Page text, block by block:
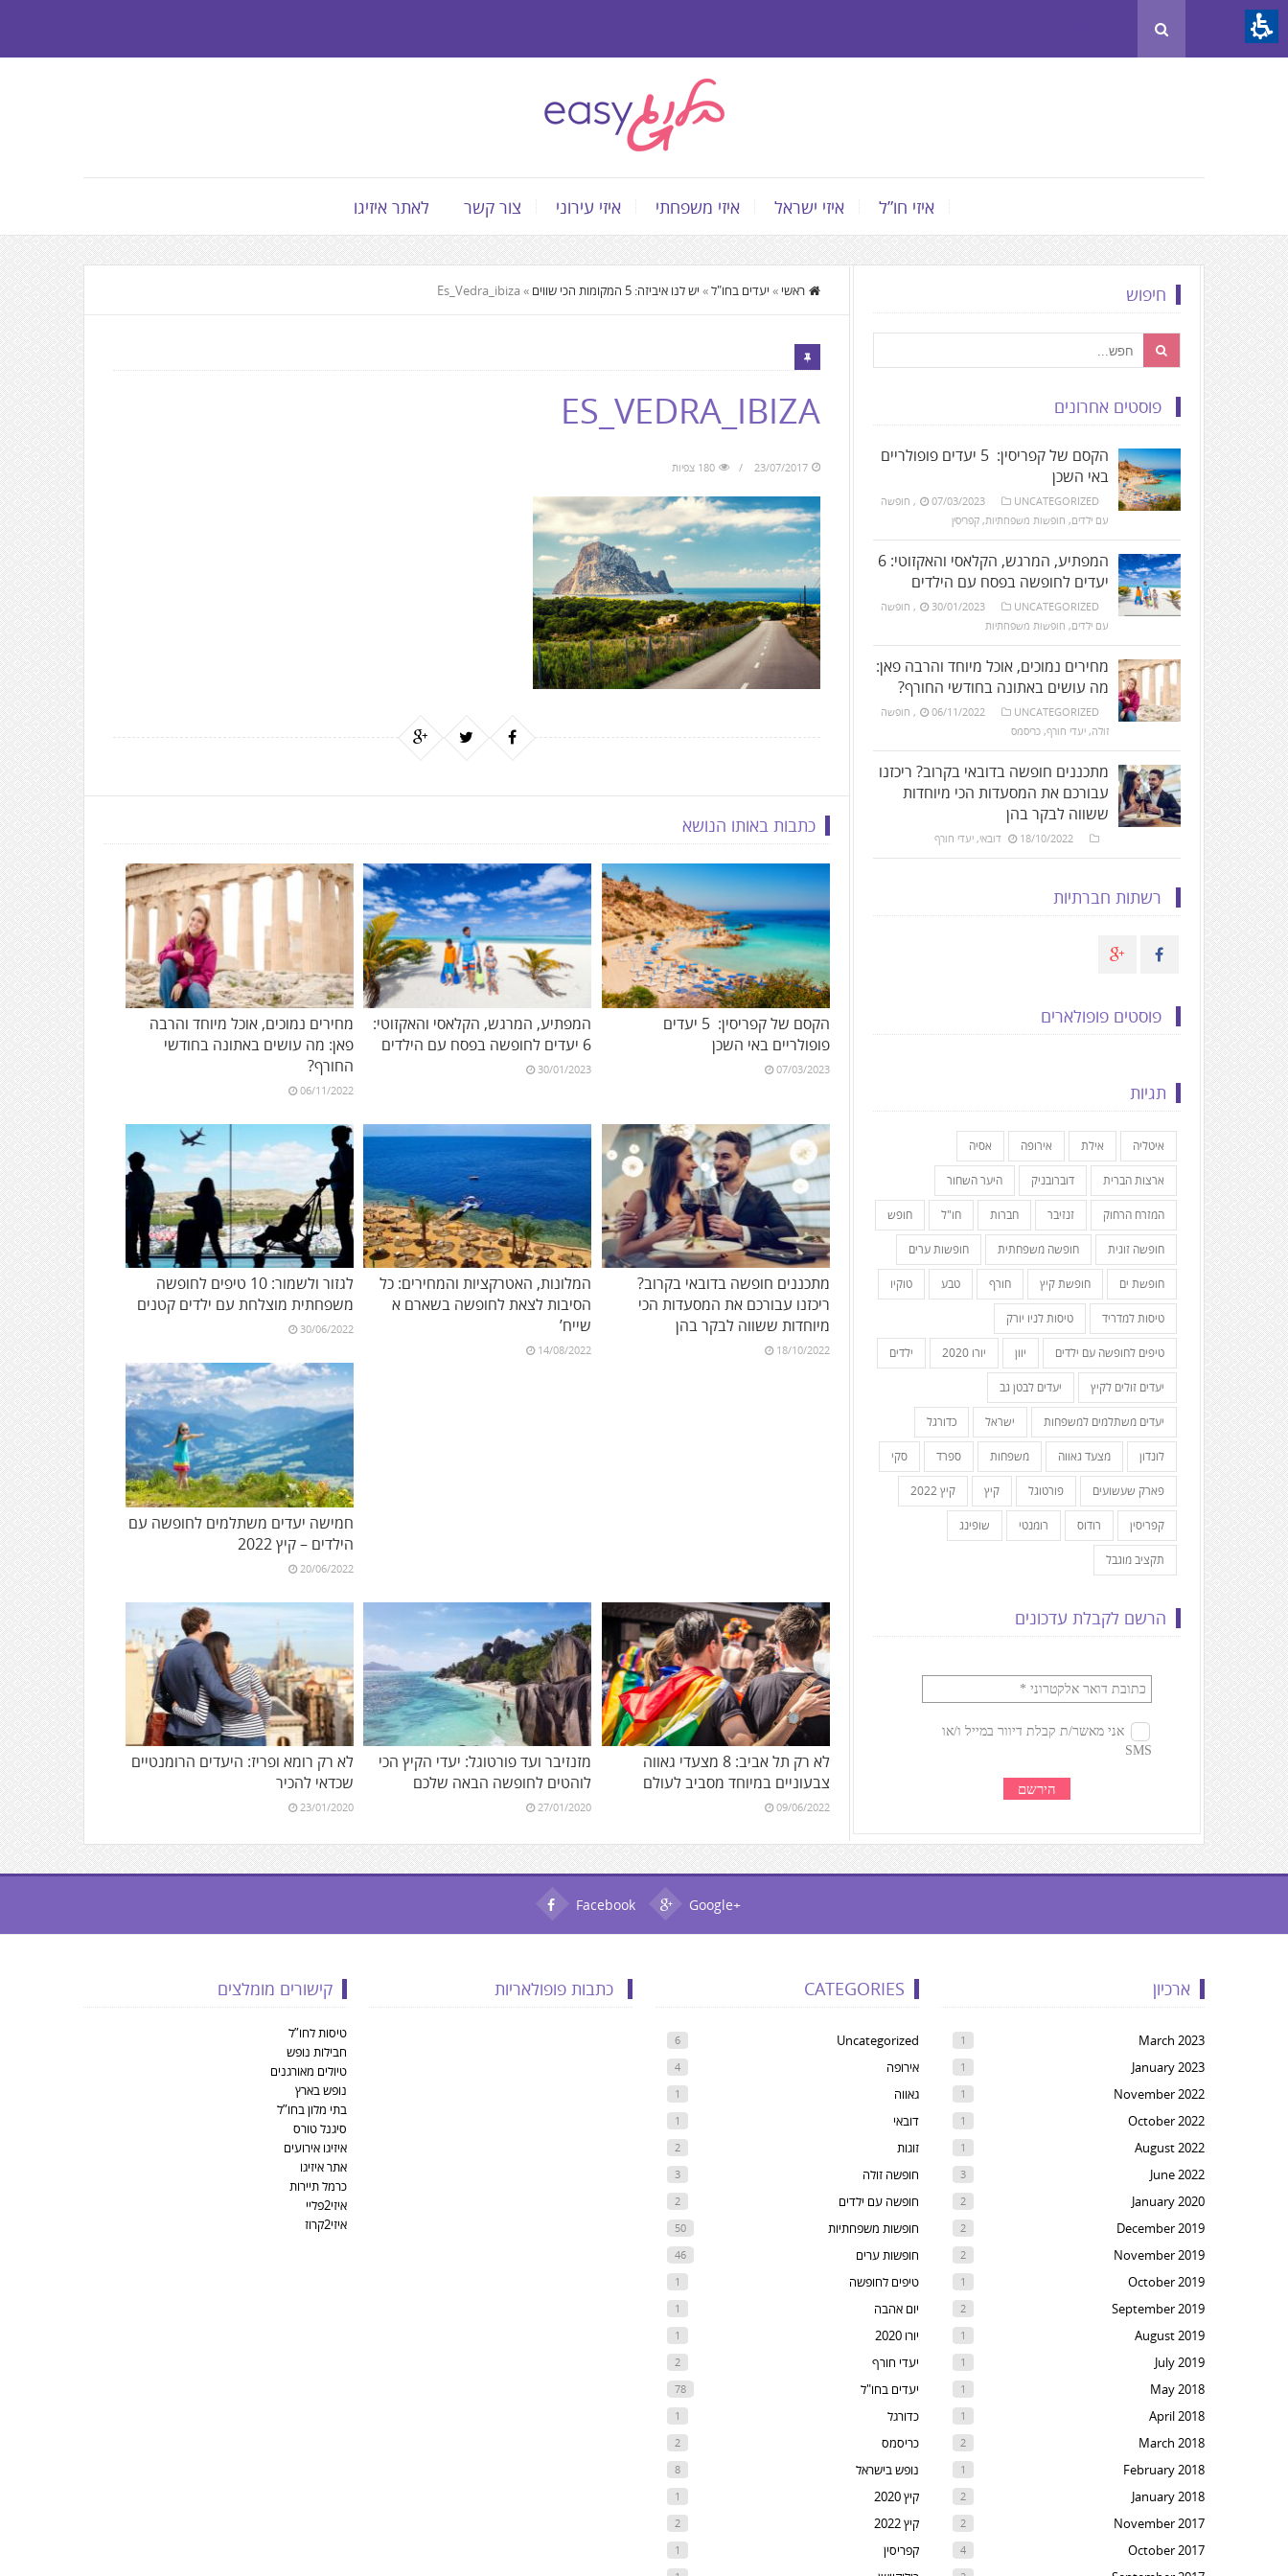
The
beginning
to
the
main
Content
איזי חו”ל איזי ישראל איזי משפחתי איזי עירוני צור קשר לאתר איזיגו
Enter
area
ראשי » יעדים בחו"ל» יש לנו איביזה: 5 המקומות הכי שווים »
Es_Vedra_ibiza
ES_VEDRA_IBIZA
23/07/2017 180 צפיות
כתבות באותו הנושא
הקסם של קפריסין: 5 יעדים
פופולריים באי השכן
07/03/2023
המפתיע, המרגש, הקלאסי והאקזוטי:
6 יעדים לחופשה בפסח עם הילדים
30/01/2023
מחירים נמוכים, אוכל מיוחד והרבה
פאן: מה עושים באתונה בחודשי
החורף?
06/11/2022
מתכננים חופשה בדובאי בקרוב?
ריכזנו עבורכם את המסעדות הכי
מיוחדות ששווה לבקר בהן
18/10/2022
המלונות, האטרקציות והמחירים: כל
הסיבות לצאת לחופשה בשארם א
שייח’
14/08/2022
לגזור ולשמור: 10 טיפים לחופשה
משפחתית מוצלחת עם ילדים קטנים
30/06/2022
חמישה יעדים משתלמים לחופשה עם
הילדים – קיץ 2022
20/06/2022
לא רק תל אביב: 8 מצעדי גאווה
צבעוניים במיוחד מסביב לעולם
09/06/2022
מזנזיבר ועד פורטוגל: יעדי הקיץ הכי
לוהטים לחופשה הבאה שלכם
27/01/2020
לא רק רומא ופריז: היעדים הרומנטיים
שכדאי להכיר
23/01/2020
חיפוש
פוסטים אחרונים
הקסם של קפריסין: 5 יעדים פופולריים
באי השכן
07/03/2023 UNCATEGORIZED
, חופשה
עם ילדים, חופשות משפחתיות,קפריסין
המפתיע, המרגש, הקלאסי והאקזוטי: 6
יעדים לחופשה בפסח עם הילדים
30/01/2023 UNCATEGORIZED
, חופשה
עם ילדים, חופשות משפחתיות
מחירים נמוכים, אוכל מיוחד והרבה פאן:
מה עושים באתונה בחודשי החורף?
06/11/2022 UNCATEGORIZED
, חופשה
זולה,יעדי חורף,כריסמס
מתכננים חופשה בדובאי בקרוב? ריכזנו
עבורכם את המסעדות הכי מיוחדות
ששווה לבקר בהן
18/10/2022 דובאי,יעדי חורף
רשתות חברתיות
פוסטים פופולארים
תגיות
איטליה אילת אירופה אסיה
ארצות הברית דוברובניק היער השחור
המזרח הרחוק זנזיבר חברות חו"ל חופש
חופשה זוגית חופשה משפחתית חופשות ערים
חופשת ים חופשת קיץ חורף טבע טוקיו
טיסות למדריד טיסות לניו יורק
טיפים לחופשה עם ילדים יוון יורו 2020 ילדים
יעדים זולים לקיץ יעדים לבטן גב
יעדים משתלמים למשפחות ישראל כדורגל
לונדון מצעד גאווה משפחות ספרד סקי
פארק שעשועים פורטוגל קיץ קיץ 2022
קפריסין רודוס רומנטי שופינג
תקציב מוגבל
הרשם לקבלת עדכונים
Facebook Google+
קישורים מומלצים
טיסות לחו”ל
חבילות נופש
טיולים מאורגנים
נופש בארץ
בתי מלון בחו”ל
סיגנל טורס
איזיגו אירועים
אתר איזיגו
כרמל תיירות
איזי2פליי
איזי2קרוז
כתבות פופולאריות CATEGORIES
Uncategorized
6
אירופה 4
גאווה 1
דובאי 1
זוגות 2
חופשה זולה 3
חופשה עם ילדים 2
חופשות משפחתיות 50
חופשות ערים 46
טיפים לחופשה 1
יום אהבה 1
יורו 2020 1
יעדי חורף 2
יעדים בחו"ל 78
כדורגל 1
כריסמס 2
נופש בישראל 8
קיץ 2020 1
קיץ 2022 2
קפריסין 1
ארכיון
March 2023
1
January 2023
1
November 2022
1
October 2022
1
August 2022
1
June 2022
3
January 2020
2
December 2019
2
November 2019
2
October 2019
1
September 2019
2
August 2019
1
July 2019
1
May 2018
1
April 2018
1
March 2018
2
February 2018
1
January 2018
2
November 2017
2
October 2017
4